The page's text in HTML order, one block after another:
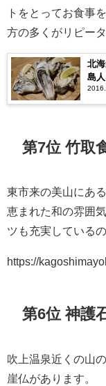
トをとってお食事
方の多くがリピー
北
島
第7位 竹取
東市来の美山にあ
恵まれた和の雰囲
ツも充実している
https://
第6位 神護
吹上温泉近くの山
崖仏があります。